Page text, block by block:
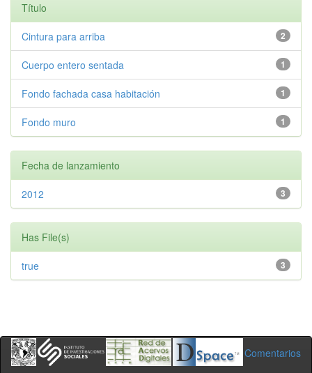
Título
2
Cintura para arriba
1
Cuerpo entero sentada
1
Fondo fachada casa habitación
1
Fondo muro
Fecha de lanzamiento
3
2012
Has File(s)
3
true
Comentarios